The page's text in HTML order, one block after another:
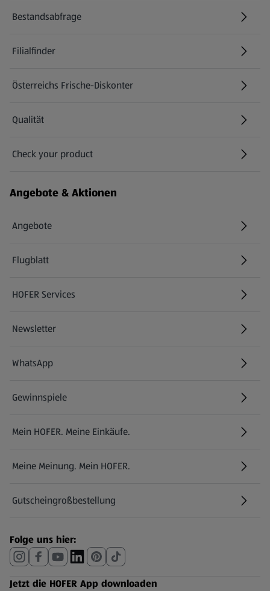
Bestandsabfrage
(öffnet in einem neuen Tab)
Filialfinder
Österreichs Frische-Diskonter
Qualität
Check your product
(öffnet in einem neuen Tab)
Angebote & Aktionen
Angebote
Flugblatt
HOFER Services
Newsletter
WhatsApp
Gewinnspiele
Mein HOFER. Meine Einkäufe.
Meine Meinung. Mein HOFER.
Gutscheingroßbestellung
(öffnet in einem neuen Tab)
Folge uns hier:
Jetzt die HOFER App downloaden